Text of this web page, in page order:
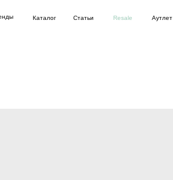
Аутлет
Каталог